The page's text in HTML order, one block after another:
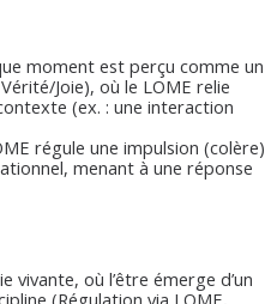
moment est perçu comme un
Joie), où le LOME relie
(ex. : une interaction
régule une impulsion (colère)
menant à une réponse
où l’être émerge d’un
(Régulation via LOME,